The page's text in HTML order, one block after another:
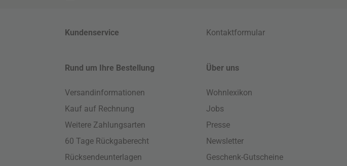
Kundenservice Kontaktformular
Rund um Ihre Bestellung
Versandinformationen
Kauf auf Rechnung
Weitere Zahlungsarten
60 Tage Rückgaberecht
Rücksendeunterlagen
Über uns
Wohnlexikon
Jobs
Presse
Newsletter
Geschenk-Gutscheine